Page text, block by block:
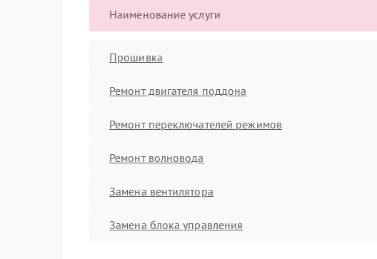
Наименование услуги
Прошивка
Ремонт двигателя поддона
Ремонт переключателей режимов
Ремонт волновода
Замена вентилятора
Замена блока управления